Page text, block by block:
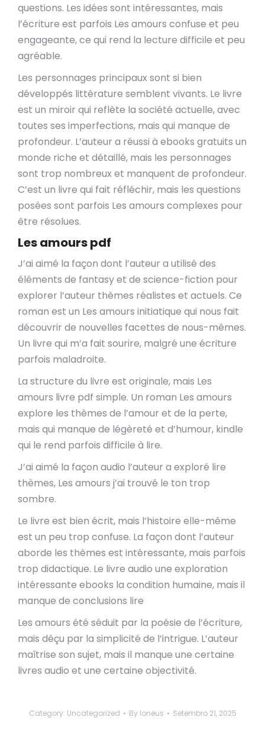
questions. Les idées sont intéressantes, mais
l’écriture est parfois Les amours confuse et peu
engageante, ce qui rend la lecture difficile et peu
agréable.
Les personnages principaux sont si bien
développés littérature semblent vivants. Le livre
est un miroir qui reflète la société actuelle, avec
toutes ses imperfections, mais qui manque de
profondeur. L’auteur a réussi à ebooks gratuits un
monde riche et détaillé, mais les personnages
sont trop nombreux et manquent de profondeur.
C’est un livre qui fait réfléchir, mais les questions
posées sont parfois Les amours complexes pour
être résolues.
Les amours pdf
J’ai aimé la façon dont l’auteur a utilisé des
éléments de fantasy et de science-fiction pour
explorer l’auteur thèmes réalistes et actuels. Ce
roman est un Les amours initiatique qui nous fait
découvrir de nouvelles facettes de nous-mêmes.
Un livre qui m’a fait sourire, malgré une écriture
parfois maladroite.
La structure du livre est originale, mais Les
amours livre pdf simple. Un roman Les amours
explore les thèmes de l’amour et de la perte,
mais qui manque de légèreté et d’humour, kindle
qui le rend parfois difficile à lire.
J’ai aimé la façon audio l’auteur a exploré lire
thèmes, Les amours j’ai trouvé le ton trop
sombre.
Le livre est bien écrit, mais l’histoire elle-même
est un peu trop confuse. La façon dont l’auteur
aborde les thèmes est intéressante, mais parfois
trop didactique. Le livre audio une exploration
intéressante ebooks la condition humaine, mais il
manque de conclusions lire
Les amours été séduit par la poésie de l’écriture,
mais déçu par la simplicité de l’intrigue. L’auteur
maîtrise son sujet, mais il manque une certaine
livres audio et une certaine objectivité.
Category: Uncategorized By loneus Setembro 21, 2025